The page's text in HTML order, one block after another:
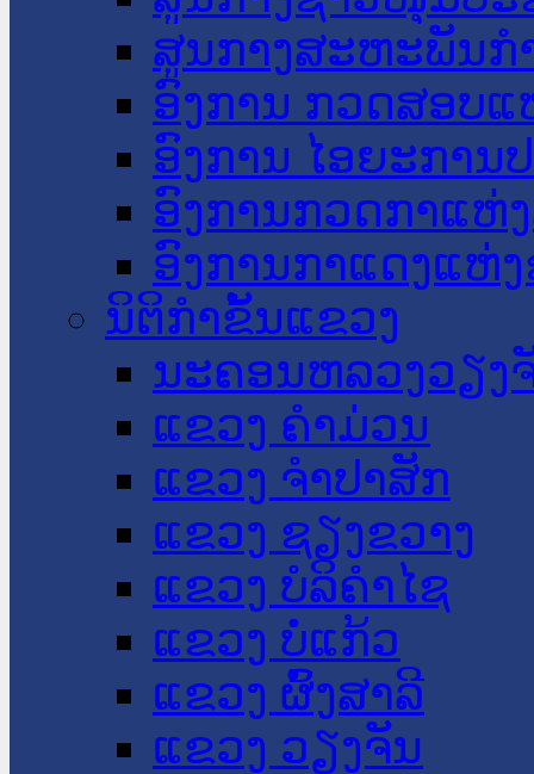
ສູນກາງສະຫະພັນກ
ອົງການ ກວດສອບແ
ອົງການ ໄອຍະການ
ອົງການກວດກາແຫ່
ອົງການກາແດງແຫ່
ນິຕິກໍາຂັ້ນແຂວງ
ນະ​ຄອນ​ຫລວງວຽງ
ແຂວງ ຄໍາມ່ວນ
ແຂວງ ຈໍາປາສັກ
ແຂວງ ຊຽງຂວາງ
ແຂວງ ບໍລິຄໍາໄຊ
ແຂວງ ບໍ່ແກ້ວ
ແຂວງ ຜົ້ງສາລີ
ແຂວງ ວຽງຈັນ